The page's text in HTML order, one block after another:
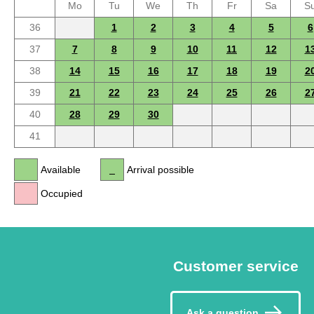
Mo
Tu We Th Fr Sa
36
1 2 3 4 5
6
37
7 8 9 10 11 12
38
14 15 16 17 18 19
39
21 22 23 24 25 26
40
28 29
30
41
Available
Occupied
Arrival possible
Customer service